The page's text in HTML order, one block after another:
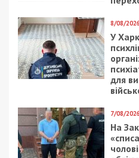
8/08/
У
для
7/08/
На